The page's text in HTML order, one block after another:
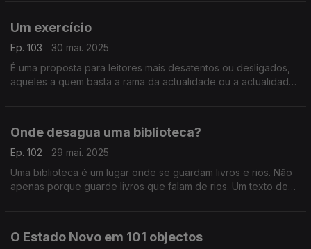
Um exercício
Ep. 103
30 mai. 2025
É uma proposta para leitores mais desatentos ou desligados,
aqueles a quem basta a rama da actualidade ou a actualidade
Onde desagua uma biblioteca?
Ep. 102
29 mai. 2025
Uma biblioteca é um lugar onde se guardam livros e rios. Não
apenas porque guarde livros que falam de rios. Um texto de
O Estado Novo em 101 objectos